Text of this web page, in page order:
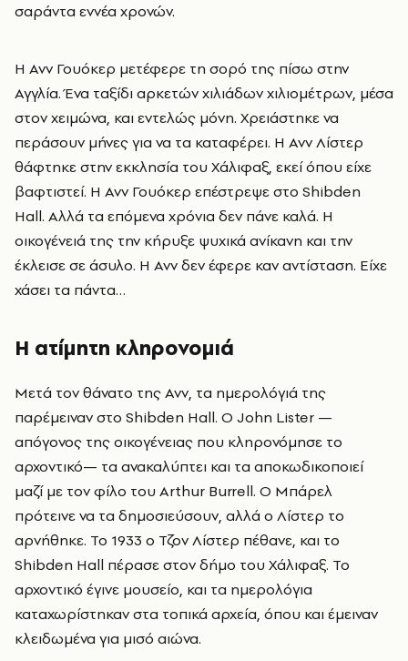
σαράντα εννέα χρονών.
Η Ανν Γουόκερ μετέφερε τη σορό της πίσω στην
Αγγλία. Ένα ταξίδι αρκετών χιλιάδων χιλιομέτρων, μέσα
στον χειμώνα, και εντελώς μόνη. Χρειάστηκε να
περάσουν μήνες για να τα καταφέρει. Η Ανν Λίστερ
θάφτηκε στην εκκλησία του Χάλιφαξ, εκεί όπου είχε
βαφτιστεί. Η Ανν Γουόκερ επέστρεψε στο Shibden
Hall. Αλλά τα επόμενα χρόνια δεν πάνε καλά. Η
οικογένειά της την κήρυξε ψυχικά ανίκανη και την
έκλεισε σε άσυλο. Η Ανν δεν έφερε καν αντίσταση. Είχε
χάσει τα πάντα…
Η ατίμητη κληρονομιά
Μετά τον θάνατο της Ανν, τα ημερολόγιά της
παρέμειναν στο Shibden Hall. Ο John Lister —
απόγονος της οικογένειας που κληρονόμησε το
αρχοντικό— τα ανακαλύπτει και τα αποκωδικοποιεί
μαζί με τον φίλο του Arthur Burrell. Ο Μπάρελ
πρότεινε να τα δημοσιεύσουν, αλλά ο Λίστερ το
αρνήθηκε. Το 1933 ο Τζον Λίστερ πέθανε, και το
Shibden Hall πέρασε στον δήμο του Χάλιφαξ. Το
αρχοντικό έγινε μουσείο, και τα ημερολόγια
καταχωρίστηκαν στα τοπικά αρχεία, όπου και έμειναν
κλειδωμένα για μισό αιώνα.